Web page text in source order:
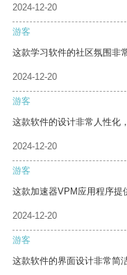
2024-12-20
游客
这款学习软件的社区氛围非
2024-12-20
游客
这款软件的设计非常人性化
2024-12-20
游客
这款加速器VPM应用程序提
2024-12-20
游客
这款软件的界面设计非常简